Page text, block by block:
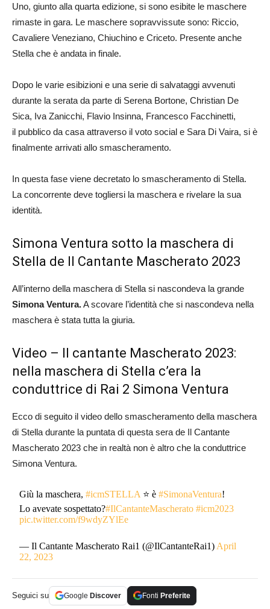
Uno, giunto alla quarta edizione, si sono esibite le maschere
rimaste in gara. Le maschere sopravvissute sono: Riccio,
Cavaliere Veneziano, Chiuchino e Criceto. Presente anche
Stella che è andata in finale.
Dopo le varie esibizioni e una serie di salvataggi avvenuti
durante la serata da parte di Serena Bortone, Christian De
Sica, Iva Zanicchi, Flavio Insinna, Francesco Facchinetti,
il pubblico da casa attraverso il voto social e Sara Di Vaira, si è
finalmente arrivati allo smascheramento.
In questa fase viene decretato lo smascheramento di Stella.
La concorrente deve togliersi la maschera e rivelare la sua
identità.
Simona Ventura sotto la maschera di
Stella de Il Cantante Mascherato 2023
All’interno della maschera di Stella si nascondeva la grande
Simona Ventura.A scovare l’identità che si nascondeva nella
maschera è stata tutta la giuria.
Video – Il cantante Mascherato 2023:
nella maschera di Stella c’era la
conduttrice di Rai 2 Simona Ventura
Ecco di seguito il video dello smascheramento della maschera
di Stella durante la puntata di questa sera de Il Cantante
Mascherato 2023 che in realtà non è altro che la conduttrice
Simona Ventura.
Giù la maschera,#icmSTELLA ⭐ è#SimonaVentura!
Lo avevate sospettato?#IlCantanteMascherato #icm2023
pic.twitter.com/f9wdyZYlEe
— Il Cantante Mascherato Rai1 (@IlCantanteRai1) April
22, 2023
Seguici su Google Discover Fonti Preferite